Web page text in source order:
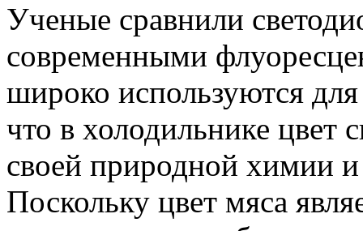
Ученые сравнили
современными
широко используются
что в холодильнике цвет
своей природной химии и
Поскольку цвет мяса